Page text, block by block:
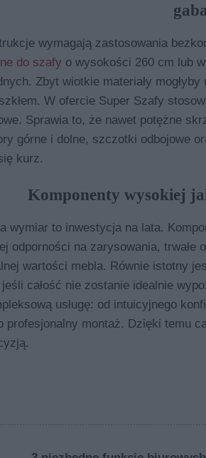
wymagają zastosowania
do szafy o wysokości 260 cm lub
Zbyt wiotkie materiały
W ofercie Super Szafy
Sprawia to, że nawet potężne
górne i dolne, szczotki odbojowe
kurz.
Komponenty wysokiej
wymiar to inwestycja na lata.
odporności na zarysowania,
wartości mebla. Równie istotny
całość nie zostanie idealnie
usługę: od intuicyjnego
profesjonalny montaż. Dzięki temu